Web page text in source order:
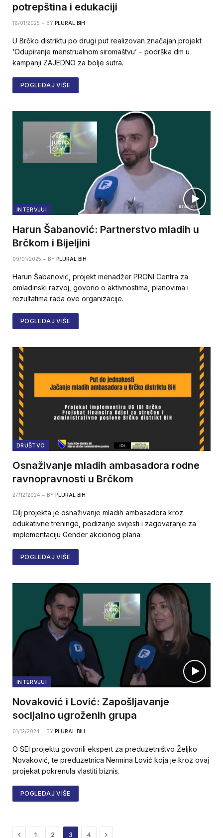
potrepština i edukaciji
16/01/2025 BY PLURAL BIH
U Brčko distriktu po drugi put realizovan značajan projekt
‘Odupiranje menstrualnom siromaštvu’ – podrška dm u
kampanji ZAJEDNO za bolje sutra.
POGLEDAJ VIŠE
INTERVJUI
Harun Šabanović: Partnerstvo mladih u
Brčkom i Bijeljini
09/01/2025 BY PLURAL BIH
Harun Šabanović, projekt menadžer PRONI Centra za
omladinski razvoj, govorio o aktivnostima, planovima i
rezultatima rada ove organizacije.
POGLEDAJ VIŠE
DRUŠTVO
Osnaživanje mladih ambasadora rodne
ravnopravnosti u Brčkom
27/12/2024 BY PLURAL BIH
Cilj projekta je osnaživanje mladih ambasadora kroz
edukativne treninge, podizanje svijesti i zagovaranje za
implementaciju Gender akcionog plana.
POGLEDAJ VIŠE
INTERVJUI
Novaković i Lović: Zapošljavanje
socijalno ugroženih grupa
01/12/2024 BY PLURAL BIH
O SEI projektu govorili ekspert za preduzetništvo Željko
Novaković, te preduzetnica Nermina Lović koja je kroz ovaj
projekat pokrenula vlastiti biznis.
POGLEDAJ VIŠE
Previous
1 2 3 4 Next